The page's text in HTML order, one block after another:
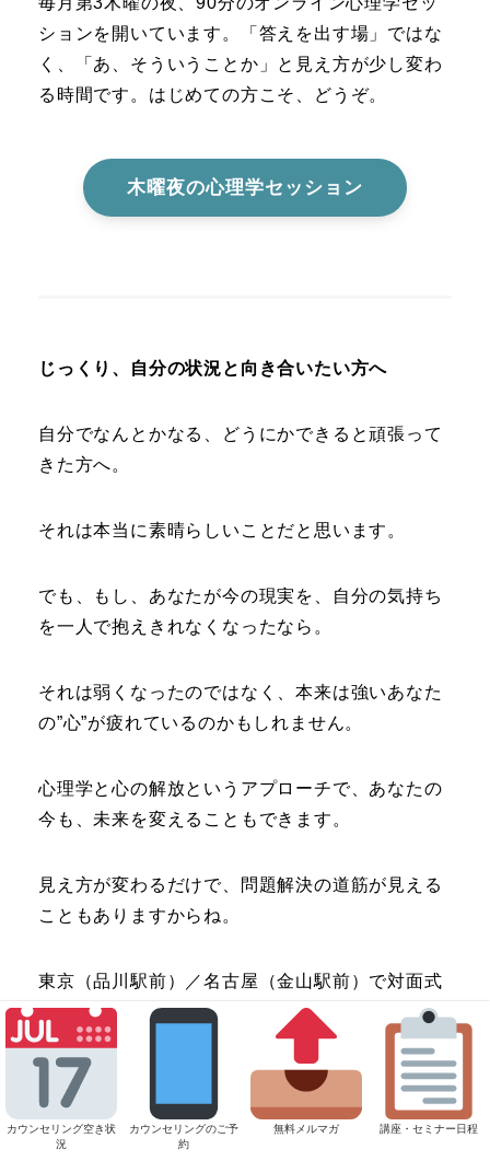
ションを開いています。「答えを出す場」ではな
く、「あ、そういうことか」と見え方が少し変わ
る時間です。はじめての方こそ、どうぞ。
木曜夜の心理学セッション
じっくり、自分の状況と向き合いたい方へ
自分でなんとかなる、どうにかできると頑張って
きた方へ。
それは本当に素晴らしいことだと思います。
でも、もし、あなたが今の現実を、自分の気持ち
を一人で抱えきれなくなったなら。
それは弱くなったのではなく、本来は強いあなた
の”心”が疲れているのかもしれません。
心理学と心の解放というアプローチで、あなたの
今も、未来を変えることもできます。
見え方が変わるだけで、問題解決の道筋が見える
こともありますからね。
東京（品川駅前）／名古屋（金山駅前）で対面式
カウンセリング・全国向けにオンラインカウンセ
リング（ZOOM）を行っています。
カウンセリングがどんな場所か、実際に来られた
方の声も読んでみてください。
カウンセリング空き状
況
カウンセリングのご予
約
無料メルマガ 講座・セミナー日程